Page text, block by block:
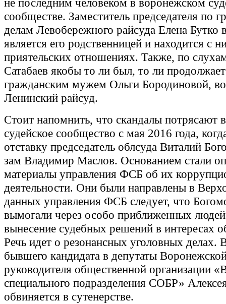
не последним человеком в воронежском
сообществе. Заместитель председателя по
делам Левобережного райсуда Елена Бутко
является его родственницей и находится с
приятельских отношениях. Также, по
Сатабаев якобы то ли был, то ли продолжает
гражданским мужем Ольги Бородиновой,
Ленинский райсуд.
Стоит напомнить, что скандалы потрясают
судейское сообщество с мая 2016 года,
отставку председатель облсуда Виталий
зам Владимир Маслов. Основанием стали
материалы управления ФСБ об их
деятельности. Они были направлены в
данных управления ФСБ следует, что
вымогали через особо приближенных людей
вынесение судебных решений в интересах
Речь идет о резонансных уголовных делах.
бывшего кандидата в депутаты
руководителя общественной организации
специального подразделения СОБР»
обвиняется в сутенерстве.